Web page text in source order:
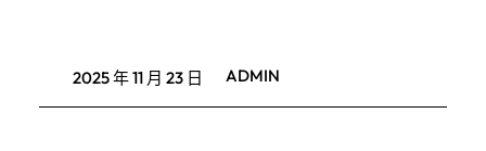
2025 年 11 月 23 日 ADMIN